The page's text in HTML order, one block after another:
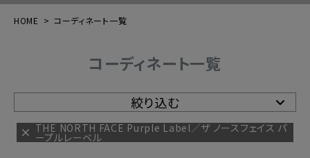
HOME コーディネート一覧
コーディネート一覧
絞り込む
THE NORTH FACE Purple Label／ザ ノースフェイス パ
ープルレーベル